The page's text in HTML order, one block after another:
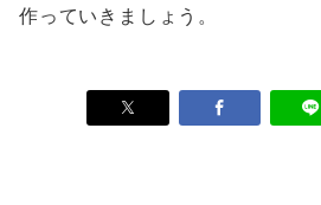
作っていきましょう。